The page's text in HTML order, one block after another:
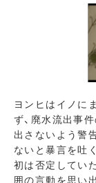
ヨンヒはイノに
ず、廃水流出事
出さないよう警
ないと暴言を吐
初は否定してい
囲の言動を思い